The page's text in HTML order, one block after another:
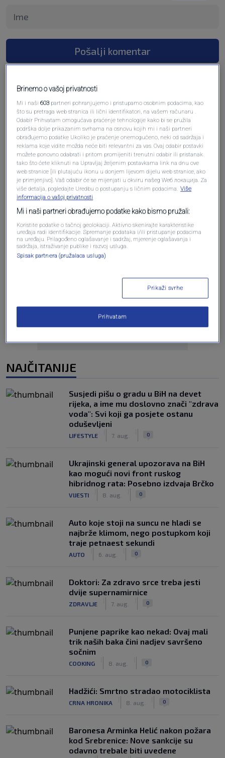
Pošalji komentar
Oglas
NAJČITANIJE
Susjedi pišu o gradu u BiH na devet
rijeka, a ime mu doslovno znači "zdrava
voda": Svi koji ga posjete ostanu
oduševljeni
LIFESTYLE 7. aug. 0
Ukrajinski general upozorava na BiH
kao mogući novi front ruskog
hibridnog rata: Posebno izdvaja Brčko
VIJESTI 8. aug. 0
Auto koje stoji na suncu ne hladi se
najbrže klimom, nego postupkom koji
traje petnaest sekundi
AUTO 6. aug. 0
Doktori: Za zdravo srce treba jesti
dvije supernamirnice
ZDRAVLJE 7. aug. 0
Punjene paprike kao nekad: Ovaj mali
trik naših baka čini nadjev savršeno
sočnim
COOKING 8. aug. 0
Hadžići: Smrtno stradao motociklista
CRNA HRONIKA 8. aug. 0
Baronesa Arminka Helić nakon požara
kod Srebrenice: Nove sankcije su
odavno trebale biti uvedene
Brinemo o vašoj privatnosti
Mi i naši603 partneri pohranjujemo i pristupamo osobnim podacima, kao
što su pretraga web stranica ili lični identifikatori, na vašem računaru .
Odabir Prihvatam omogućava praćenje tehnologije kako bi se pružila
podrška dolje prikazanim svrhama na osnovu kojih mi i naši partneri
obrađujemo podatke Ukoliko je praćenje onemogućeno, neki od sadržaja i
reklama koje vidite možda neće biti relevantni za vas. Ovaj odabir postavki
možete ponovno odabrati i pritom promijeniti trenutni odabir ili pristanak
tako što ćete kliknuti na Upravljaj željenim postavkama link na dnu ove
web stranice [ili plutajuću ikonu u donjem lijevom dijelu web stranice, ako
je primjenjivo]. Vaš odabir će se mijenjati u okviru našeg Wеб локација. Za
više detalja, pogledajte Uredbu o postupanju s ličnim podacima. Više
informacija o vašoj privatnosti
Mi i naši partneri obrađujemo podatke kako bismo pružali:
Koristite podatke o tačnoj geolokaciji. Aktivno skenirajte karakteristike
uređaja radi identifikacije. Spremanje podataka i/ili pristupanje podacima
na uređaju. Prilagođeno oglašavanje i sadržaj, mjerenje oglašavanja i
sadržaja, istraživanje publike i razvoj usluga.
Spisak partnera (pružalaca usluga)
Prikaži svrhe
Prihvatam